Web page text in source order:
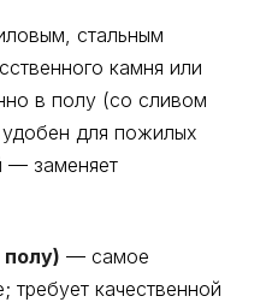
стальным
камня или
в полу (со сливом
для пожилых
— заменяет
— самое
качественной